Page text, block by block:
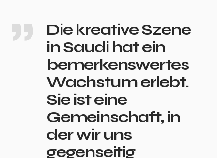
Die kreative Szene
in Saudi hat ein
bemerkenswertes
Wachstum erlebt.
Sie ist eine
Gemeinschaft, in
der wir uns
gegenseitig